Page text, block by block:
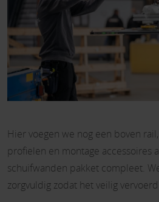
Hier voegen we nog een boven
profielen en montage accessoires
schuifwanden pakket compleet.
zorgvuldig zodat het veilig